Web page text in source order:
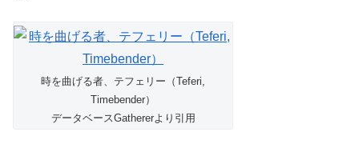
時を曲げる者、テフェリー（Teferi,
Timebender）
データベースGathererより引用